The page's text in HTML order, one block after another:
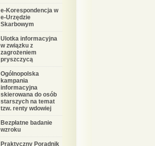
e-Korespondencja w
e-Urzędzie
Skarbowym
Ulotka informacyjna
w związku z
zagrożeniem
pryszczycą
Ogólnopolska
kampania
informacyjna
skierowana do osób
starszych na temat
tzw. renty wdowiej
Bezpłatne badanie
wzroku
Praktyczny Poradnik